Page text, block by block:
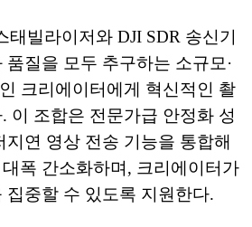
태빌라이저와 DJI SDR 송신기
질을 모두 추구하는 소규모·
크리에이터에게 혁신적인 촬
이 조합은 전문가급 안정화 성
연 영상 전송 기능을 통합해
폭 간소화하며, 크리에이터가
집중할 수 있도록 지원한다.